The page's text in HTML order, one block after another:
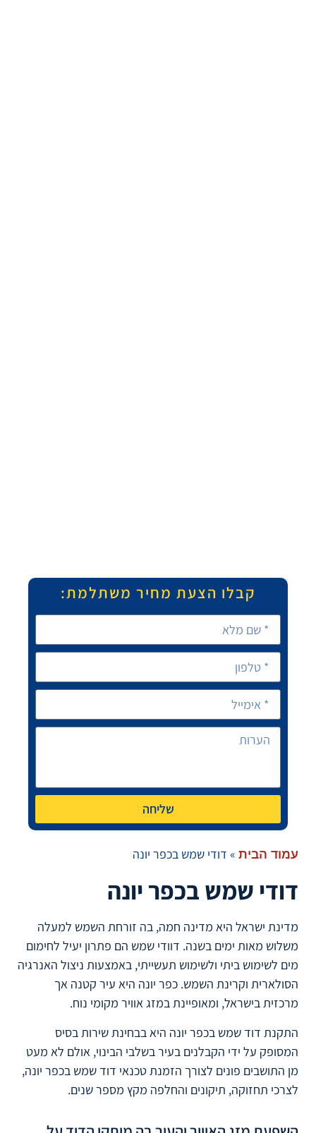
עמוד הבית » דודי שמש בכפר יונה
דודי שמש בכפר יונה
קבלו הצעת מחיר משתלמת:
שליחה
מדינת ישראל היא מדינה חמה, בה זורחת השמש למעלה
משלוש מאות ימים בשנה. דוודי שמש הם פתרון יעיל לחימום
מים לשימוש ביתי ולשימוש תעשייתי, באמצעות ניצול האנרגיה
הסולארית וקרינת השמש. כפר יונה היא עיר קטנה אך
מרכזית בישראל, ומאופיינת במזג אוויר מקומי נוח.
התקנת דוד שמש בכפר יונה היא בבחינת שירות בסיס
המסופק על ידי הקבלנים בעיר בשלבי הבינוי, אולם לא מעט
מן התושבים פונים לצורך הזמנת טכנאי דוד שמש בכפר יונה,
לצרכי תחזוקה, תיקונים והחלפה מקץ מספר שנים.